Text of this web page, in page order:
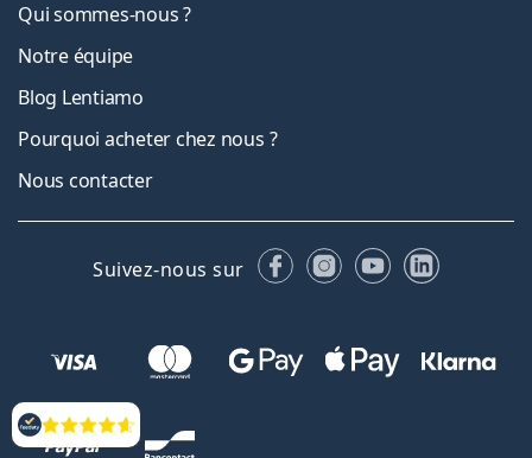
Évaluation
Qui sommes-nous ?
Notre équipe
Blog Lentiamo
Pourquoi acheter chez nous ?
Nous contacter
Suivez-nous sur FacebookInstagram
YouTubeLinkedIn